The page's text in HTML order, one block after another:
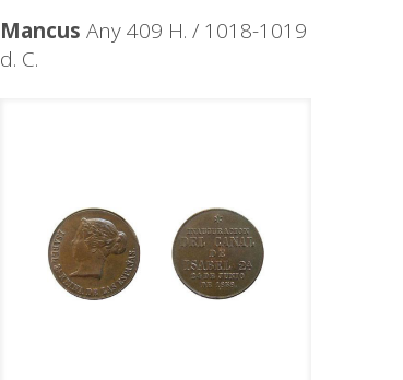
Mancus Any 409 H. / 1018-1019
d. C.